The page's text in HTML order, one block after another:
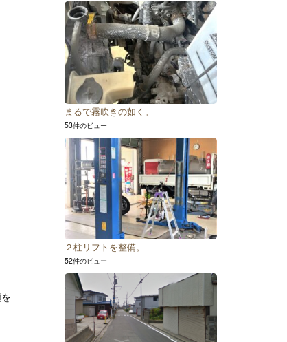
まるで霧吹きの如く。
53件のビュー
２柱リフトを整備。
52件のビュー